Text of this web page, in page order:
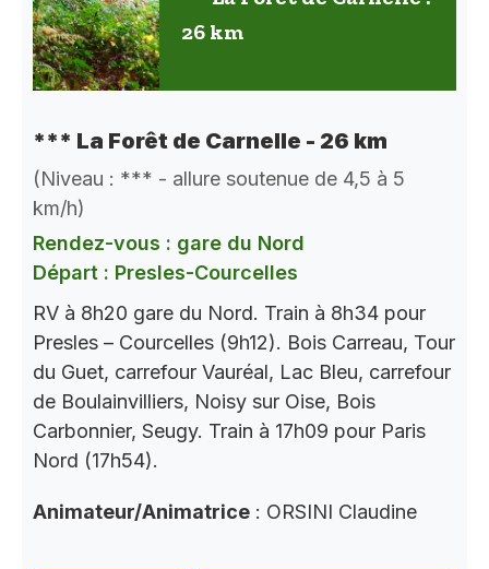
26 km
*** La Forêt de Carnelle - 26 km
(Niveau : *** - allure soutenue de 4,5 à 5
km/h)
Rendez-vous : gare du Nord
Départ : Presles-Courcelles
RV à 8h20 gare du Nord. Train à 8h34 pour
Presles – Courcelles (9h12). Bois Carreau, Tour
du Guet, carrefour Vauréal, Lac Bleu, carrefour
de Boulainvilliers, Noisy sur Oise, Bois
Carbonnier, Seugy. Train à 17h09 pour Paris
Nord (17h54).
Animateur/Animatrice : ORSINI Claudine